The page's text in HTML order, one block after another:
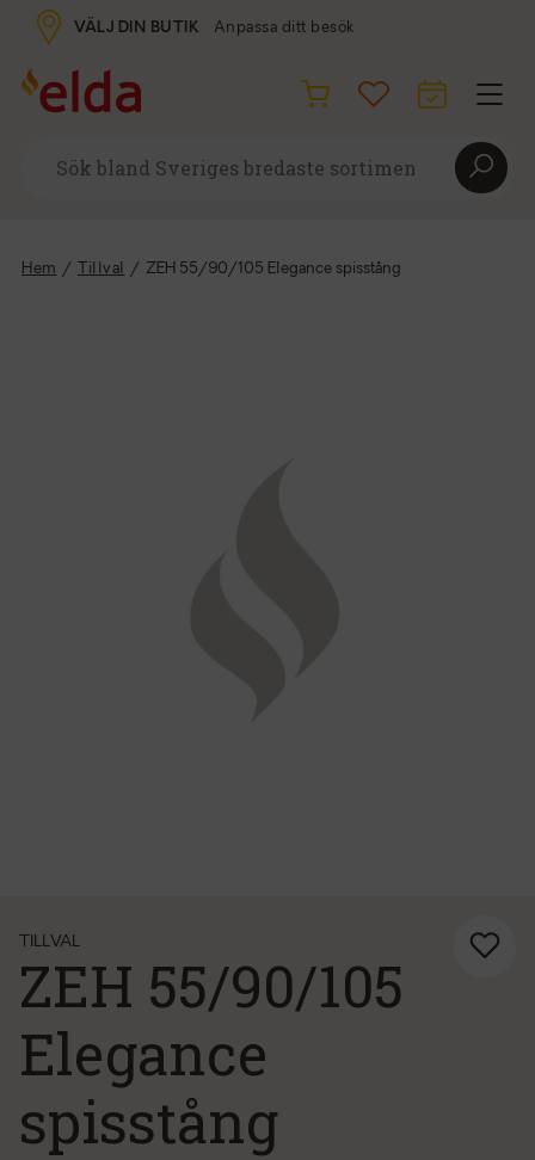
VÄLJ DIN BUTIK Anpassa ditt besök
Hem / Tillval / ZEH 55/90/105 Elegance spisstång
TILLVAL
ZEH 55/90/105
Elegance
spisstång